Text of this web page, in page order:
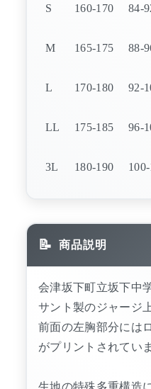
S 160-170 84-
M 165-175 88-
L 170-180 92-
LL 175-185 96-
3L 180-190
商品説明
会津坂下町立坂下中
サント製のジャージ
前面の左胸部分には
がプリントされてい
生地の特殊多重構造